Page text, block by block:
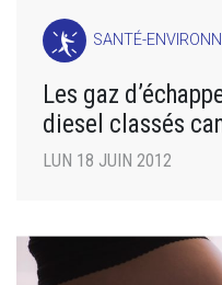
SANTÉ-
Les gaz
diesel classés
LUN 18 JUIN 2012